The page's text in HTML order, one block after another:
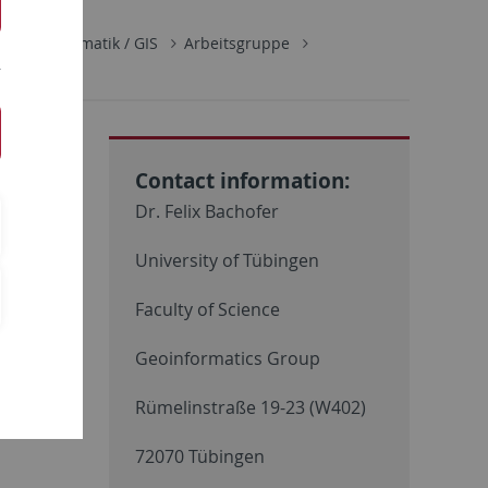
Geoinformatik / GIS
Arbeitsgruppe
Contact information:
Dr. Felix Bachofer
University of Tübingen
Faculty of Science
Geoinformatics Group
Rümelinstraße 19-23 (W402)
72070 Tübingen